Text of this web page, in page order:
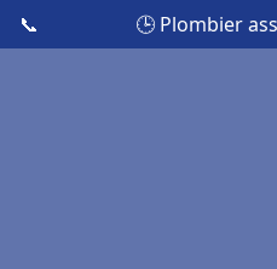
📞 🕒 Plombier